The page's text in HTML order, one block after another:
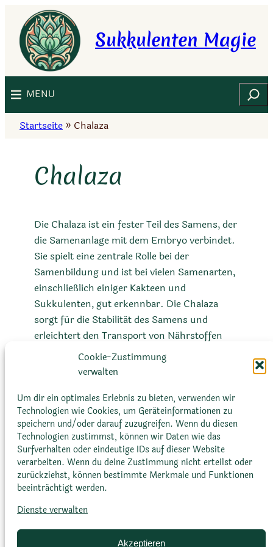
Cookie-Zustimmung
verwalten
Um dir ein optimales Erlebnis zu bieten, verwenden wir
Technologien wie Cookies, um Geräteinformationen zu
speichern und/oder darauf zuzugreifen. Wenn du diesen
Technologien zustimmst, können wir Daten wie das
Surfverhalten oder eindeutige IDs auf dieser Website
verarbeiten. Wenn du deine Zustimmung nicht erteilst oder
zurückziehst, können bestimmte Merkmale und Funktionen
beeinträchtigt werden.
Dienste verwalten
Akzeptieren
Inhalt
springen
Sukkulenten Magie
MENU Suchen
Startseite » Chalaza
Chalaza
Die Chalaza ist ein fester Teil des Samens, der
die Samenanlage mit dem Embryo verbindet.
Sie spielt eine zentrale Rolle bei der
Samenbildung und ist bei vielen Samenarten,
einschließlich einiger Kakteen und
Sukkulenten, gut erkennbar. Die Chalaza
sorgt für die Stabilität des Samens und
erleichtert den Transport von Nährstoffen
vom mütterlichen Gewebe zum sich
entwickelnden Embryo. Sie ist also ein
und die Entwicklung des Samens und somit
für das Überleben der Pflanzenart.